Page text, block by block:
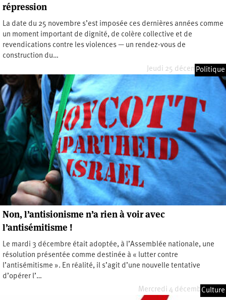
répression
La date du 25 novembre s’est imposée ces dernières années comme
un moment important de dignité, de colère collective et de
revendications contre les violences — un rendez-vous de
construction du…
Jeudi 25 décembre 2025
Politique
Non, l’antisionisme n’a rien à voir avec
l’antisémitisme !
Le mardi 3 décembre était adoptée, à l’Assemblée nationale, une
résolution présentée comme destinée à « lutter contre
l’antisémitisme ». En réalité, il s’agit d’une nouvelle tentative
d’opérer l’…
Mercredi 4 décembre 2019
Culture